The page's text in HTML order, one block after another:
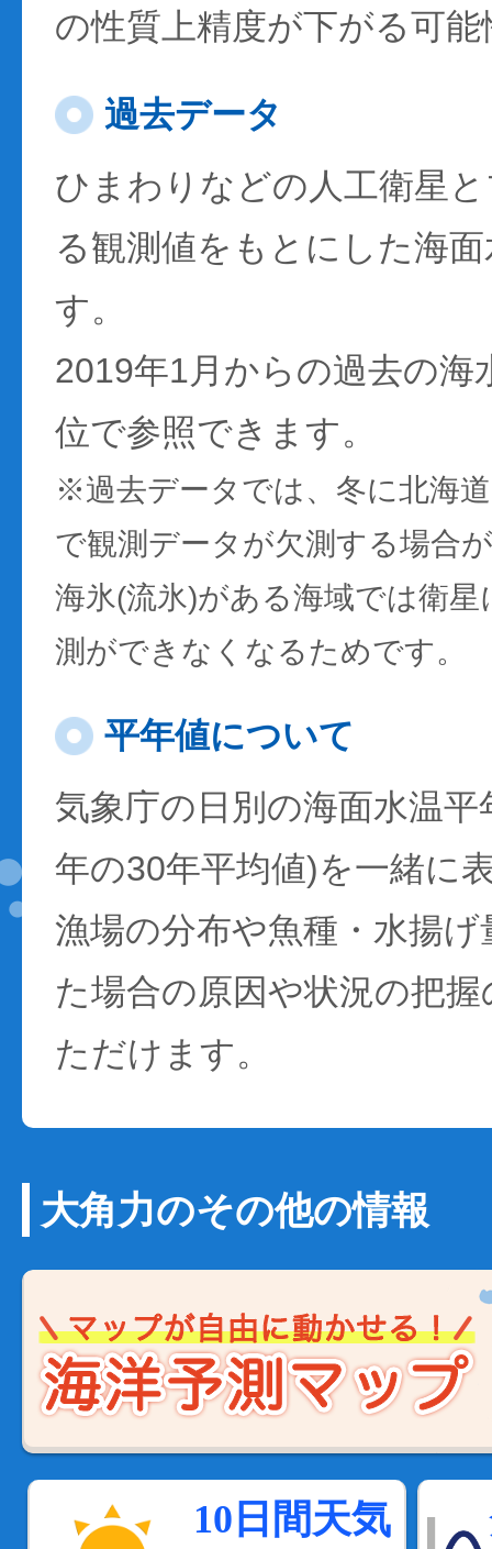
の性質上精度が下がる可
過去データ
ひまわりなどの人工衛星
る観測値をもとにした海
す。
2019年1月からの過去の海
位で参照できます。
※過去データでは、冬に北海
で観測データが欠測する場合
海氷(流氷)がある海域では衛
測ができなくなるためです。
平年値について
気象庁の日別の海面水温
年の30年平均値)を一緒に
漁場の分布や魚種・水揚
た場合の原因や状況の把
ただけます。
大角力のその他の情報
10日間天気